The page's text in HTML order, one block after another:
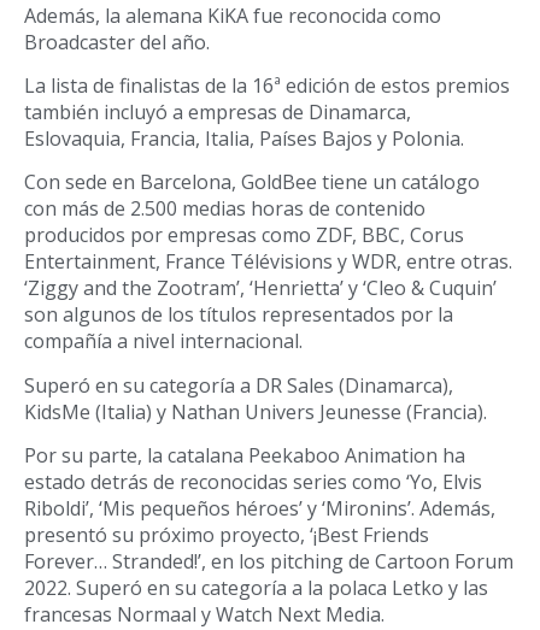
Además, la alemana KiKA fue reconocida como
Broadcaster del año.
La lista de finalistas de la 16ª edición de estos premios
también incluyó a empresas de Dinamarca,
Eslovaquia, Francia, Italia, Países Bajos y Polonia.
Con sede en Barcelona, GoldBee tiene un catálogo
con más de 2.500 medias horas de contenido
producidos por empresas como ZDF, BBC, Corus
Entertainment, France Télévisions y WDR, entre otras.
‘Ziggy and the Zootram’, ‘Henrietta’ y ‘Cleo & Cuquin’
son algunos de los títulos representados por la
compañía a nivel internacional.
Superó en su categoría a DR Sales (Dinamarca),
KidsMe (Italia) y Nathan Univers Jeunesse (Francia).
Por su parte, la catalana Peekaboo Animation ha
estado detrás de reconocidas series como ‘Yo, Elvis
Riboldi’, ‘Mis pequeños héroes’ y ‘Mironins’. Además,
presentó su próximo proyecto, ‘¡Best Friends
Forever… Stranded!’, en los pitching de Cartoon Forum
2022. Superó en su categoría a la polaca Letko y las
francesas Normaal y Watch Next Media.